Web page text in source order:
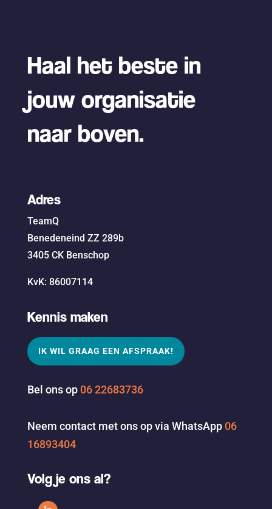
Haal het beste in
jouw organisatie
naar boven.
Adres
TeamQ
Benedeneind ZZ 289b
3405 CK Benschop
KvK: 86007114
Kennis maken
IK WIL GRAAG EEN AFSPRAAK!
Bel ons op 06 22683736
Neem contact met ons op via WhatsApp 06
16893404
Volg je ons al?